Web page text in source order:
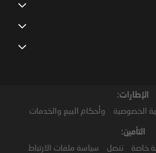
الإطارات:
الخصوصية وأحكام البيع والخدمات
التأمين:
خاصة تنصل سياسة ملفات الارتباط